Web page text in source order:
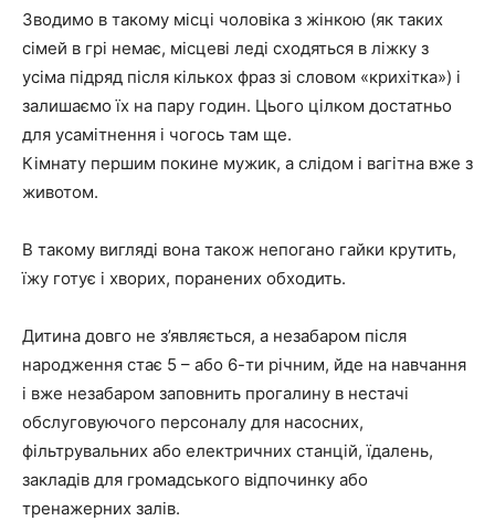
Зводимо в такому місці чоловіка з жінкою (як таких
сімей в грі немає, місцеві леді сходяться в ліжку з
усіма підряд після кількох фраз зі словом «крихітка») і
залишаємо їх на пару годин. Цього цілком достатньо
для усамітнення і чогось там ще.
Кімнату першим покине мужик, а слідом і вагітна вже з
животом.
В такому вигляді вона також непогано гайки крутить,
їжу готує і хворих, поранених обходить.
Дитина довго не з’являється, а незабаром після
народження стає 5 – або 6-ти річним, йде на навчання
і вже незабаром заповнить прогалину в нестачі
обслуговуючого персоналу для насосних,
фільтрувальних або електричних станцій, їдалень,
закладів для громадського відпочинку або
тренажерних залів.